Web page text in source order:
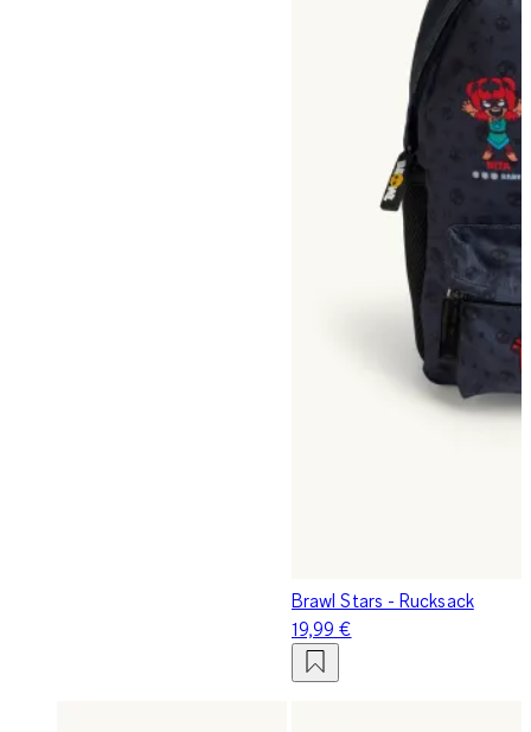
Brawl Stars - Rucksack
19,99 €